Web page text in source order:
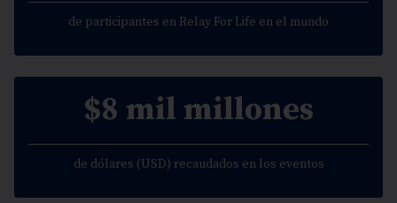
de participantes en Relay For Life en el mundo
$8 mil millones
de dólares (USD) recaudados en los eventos